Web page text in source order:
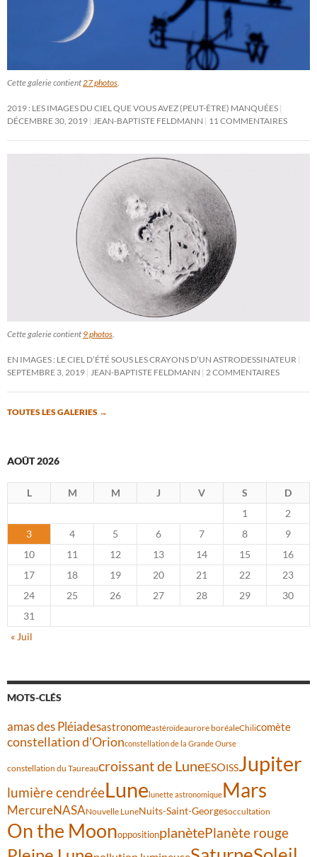
Cette galerie contient27 photos.
2019 : LES IMAGES DU CIEL QUE VOUS AVEZ (PEUT-ÊTRE) MANQUÉES
DÉCEMBRE 30, 2019 JEAN-BAPTISTE FELDMANN 11 COMMENTAIRES
Cette galerie contient 9 photos.
EN IMAGES : LE CIEL D’ÉTÉ SOUS LES CRAYONS D’UN ASTRODESSINATEUR
SEPTEMBRE 3, 2019 JEAN-BAPTISTE FELDMANN 2 COMMENTAIRES
TOUTES LES GALERIES →
AOÛT 2026
L M M J V S
D
1
2
3
4 5 6 7 8
9
10
11 12 13 14 15
16
17
18 19 20 21 22
23
24
25 26 27 28 29
30
31
« Juil
MOTS-CLÉS
amas des Pléiadesastronomeastéroïdeaurore boréaleChilicomète
constellation d'Orionconstellation de la Grande Ourse
constellation du Taureaucroissant de LuneESOISSJupiter
lumière cendréeLune lunette astronomiqueMars
MercureNASANouvelle LuneNuits-Saint-Georgesoccultation
On the MoonoppositionplanètePlanète rouge